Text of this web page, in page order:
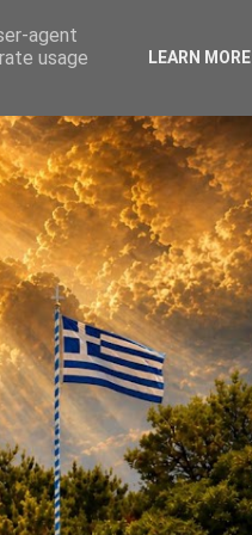
agent
usage
LEARN MORE